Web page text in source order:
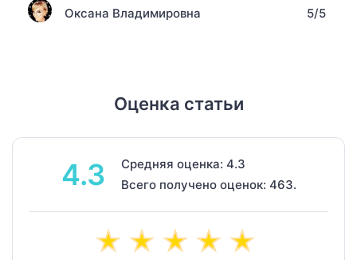
Оксана Владимировна 5/5
Оценка статьи
4.3
Средняя оценка: 4.3
Всего получено оценок: 463.